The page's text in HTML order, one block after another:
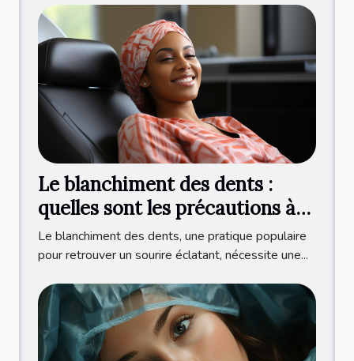
Le blanchiment des dents :
quelles sont les précautions à
prendre ?
Le blanchiment des dents, une pratique populaire
pour retrouver un sourire éclatant, nécessite une...